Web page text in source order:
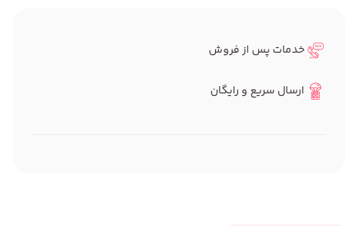
خدمات پس از فروش
ارسال سریع و رایگان